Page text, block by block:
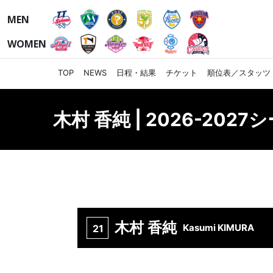
MEN
WOMEN
TOP NEWS 日程・結果 チケット 順位表／スタッツ
木村 香純 | 2026-2027シ
21 木村 香純 Kasumi KIMURA